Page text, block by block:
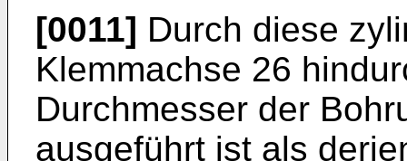
[0011] Durch diese
Klemmachse 26
Durchmesser der
ausgeführt ist als